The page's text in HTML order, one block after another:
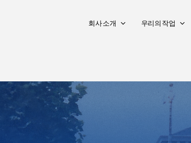
회사 소개 우리의 작업